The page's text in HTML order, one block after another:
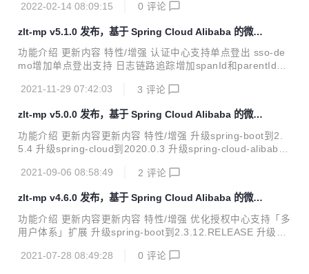
in到2.5.5 升级hutool到5.7.20 内容说明 一、spanId生成规则
优化为有序数字，能直观分辨调用顺序与层级关系，如下图所
示： 上图示例中spanId的生成规则，如下链路拓扑图所示：
二、增加日志链路页面 系统日志列表页面 追踪id 字段增加超
链接，点击弹出 日志链路 页面： 以树形方式展示对...
2022-02-14 08:09:15 0 评论
zlt-mp v5.1.0 发布，基于 Spring Cloud Alibaba 的微服
务平台
功能介绍 更新内容 特性/增强 认证中心支持单点登出 sso-de
mo增加单点登出支持 日志链路追踪增加spanId和parentId字
题修复 解决客户端模式授权报错问题 变更语句 Use `oauth-c
tion = '{"LOGOUT_NOTIFY_URL_LIST":"http://127.0.0.1:8
082/logoutNotify"}' where client_id = '...
2021-11-29 07:42:03 3 评论
zlt-mp v5.0.0 发布，基于 Spring Cloud Alibaba 的微服
务平台
功能介绍 更新内容更新内容 特性/增强 升级spring-boot到2.
5.4 升级spring-cloud到2020.0.3 升级spring-cloud-alibaba
earch到7.14.0 升级spring-boot-admin到2.5.1 新增工程/分
x（该分支不会更新） <ul> <li> <p>Spring Boot 2.3.12.REL
EASE</p> </li> <li...
2021-09-06 08:58:49 2 评论
zlt-mp v4.6.0 发布，基于 Spring Cloud Alibaba 的微服
务平台
功能介绍 更新内容更新内容 特性/增强 优化授权中心支持「多
用户体系」扩展 升级spring-boot到2.3.12.RELEASE 升级spr
RELEASE 升级redisson到3.16.0 升级spring-data-elasticse
2021-07-28 08:49:28 0 评论